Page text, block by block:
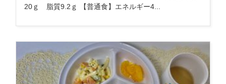
20ｇ 脂質9.2ｇ 【普通食】エネルギー4...